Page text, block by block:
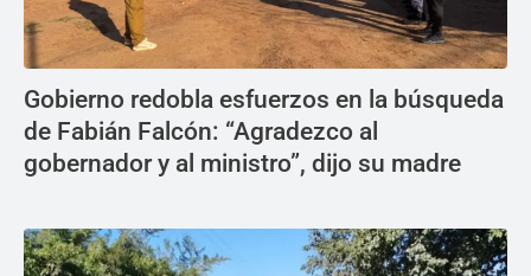
Gobierno redobla esfuerzos en la búsqueda
de Fabián Falcón: “Agradezco al
gobernador y al ministro”, dijo su madre